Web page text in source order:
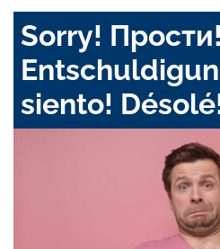
Sorry! Прости!
siento!